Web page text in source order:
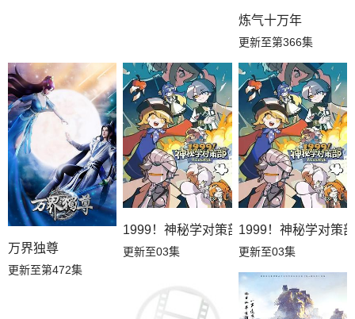
炼气十万年
更新至第366集
万界独尊
更新至第472集
1999！神秘学对策部英语
更新至03集
1999！神秘学对策
更新至03集